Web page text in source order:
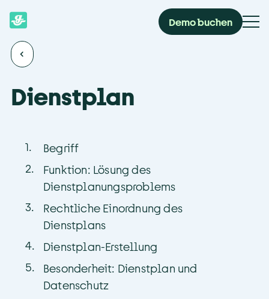
Demo buchen
Dienstplan
1.
Begriff
2.
Funktion: Lösung des
Dienstplanungsproblems
3.
Rechtliche Einordnung des
Dienstplans
4.
Dienstplan-Erstellung
5.
Besonderheit: Dienstplan und
Datenschutz